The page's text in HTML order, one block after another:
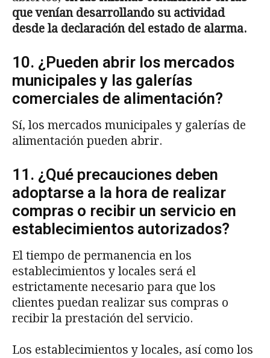
que venían desarrollando su actividad
desde la declaración del estado de alarma.
10. ¿Pueden abrir los mercados
municipales y las galerías
comerciales de alimentación?
Sí, los mercados municipales y galerías de
alimentación pueden abrir.
11. ¿Qué precauciones deben
adoptarse a la hora de realizar
compras o recibir un servicio en
establecimientos autorizados?
El tiempo de permanencia en los
establecimientos y locales será el
estrictamente necesario para que los
clientes puedan realizar sus compras o
recibir la prestación del servicio.
Los establecimientos y locales, así como los